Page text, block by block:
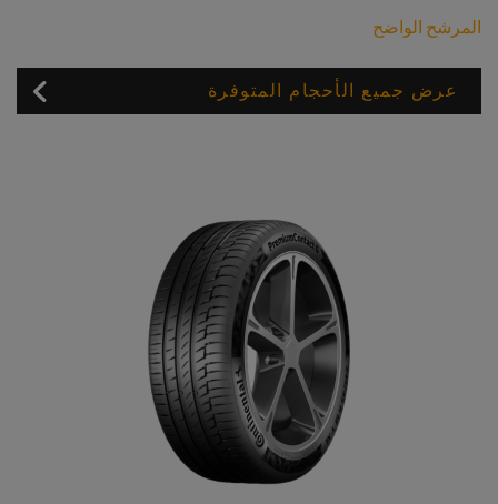
المرشح الواضح
عرض جميع الأحجام المتوفرة